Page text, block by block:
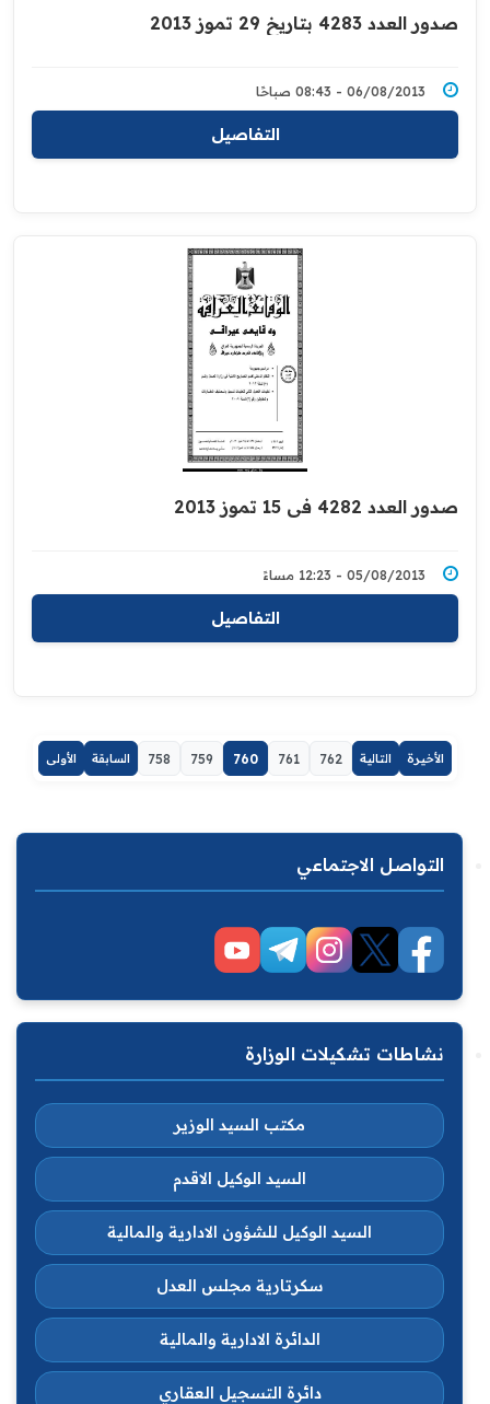
صدور العدد 4283 بتاريخ 29 تموز 2013
06/08/2013 - 08:43 صباحًا
التفاصيل
صدور العدد 4282 في 15 تموز 2013
05/08/2013 - 12:23 مساءً
التفاصيل
الأولى السابقة 758 759 760 761 762 التالية الأخيرة
التواصل الاجتماعي
نشاطات تشكيلات الوزارة
مكتب السيد الوزير
السيد الوكيل الاقدم
السيد الوكيل للشؤون الادارية والمالية
سكرتارية مجلس العدل
الدائرة الادارية والمالية
دائرة التسجيل العقاري